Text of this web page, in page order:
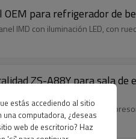
para refrigerador de
IMD con iluminación LED, con
ZS-A88Y para sala
de enfriamiento por
estás accediendo al sitio
una computadora, ¿deseas
web de escritorio? Haz